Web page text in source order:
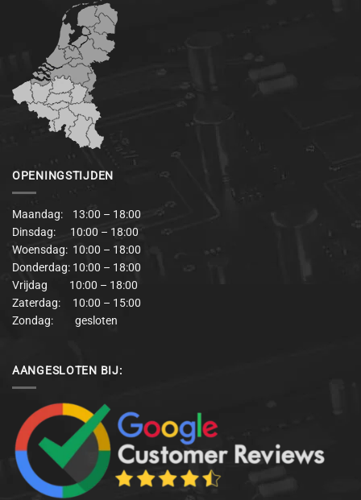
OPENINGSTIJDEN
Maandag: 13:00 – 18:00
Dinsdag: 10:00 – 18:00
Woensdag: 10:00 – 18:00
Donderdag: 10:00 – 18:00
Vrijdag 10:00 – 18:00
Zaterdag: 10:00 – 15:00
Zondag: gesloten
AANGESLOTEN BIJ: